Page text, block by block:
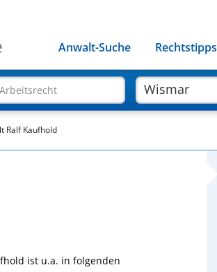
Anwalt-Suche Rechtstipps
Ralf Kaufhold
ist u.a. in folgenden